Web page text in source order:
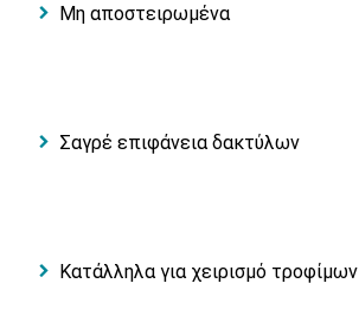
Μη αποστειρωμένα
Σαγρέ επιφάνεια δακτύλων
Κατάλληλα για χειρισμό τροφίμων